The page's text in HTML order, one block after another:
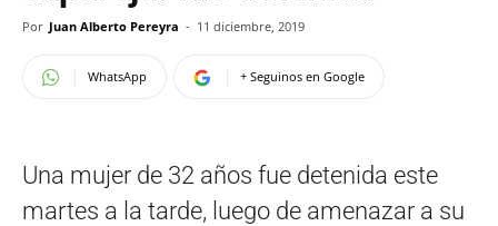
Por Juan Alberto Pereyra - 11 diciembre, 2019
WhatsApp + Seguinos en Google
Una mujer de 32 años fue detenida este
martes a la tarde, luego de amenazar a su